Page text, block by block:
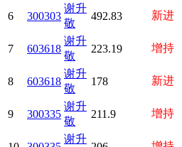
6 300303
谢升
敬
492.83 新进
7 603618
谢升
敬
223.19 增持
8 603618
谢升
敬
178 新进
9 300335
谢升
敬
211.9 增持
谢升